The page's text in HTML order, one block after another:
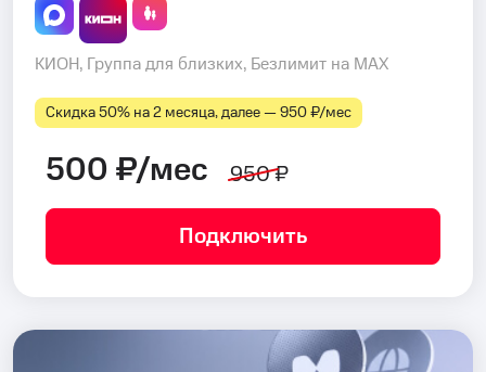
КИОН, Группа для близких, Безлимит на MAX
Скидка 50% на 2 месяца, далее — 950 ₽⁠/⁠мес
500 ₽/мес 950 ₽
Подключить